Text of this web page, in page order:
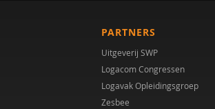
PARTNERS
Uitgeverij SWP
Logacom Congressen
Logavak Opleidingsgroep
Zesbee